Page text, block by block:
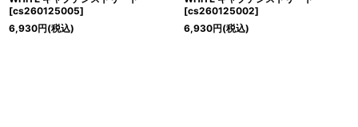
[cs260125005]
6,930円(税込)
[cs260125002]
6,930円(税込)